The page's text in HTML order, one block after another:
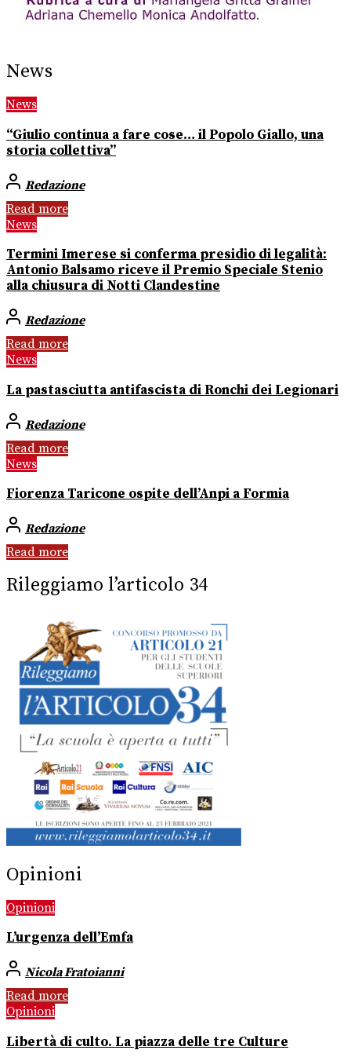
News
News
“Giulio continua a fare cose… il Popolo Giallo, una
storia collettiva”
Redazione
Read more
News
Termini Imerese si conferma presidio di legalità:
Antonio Balsamo riceve il Premio Speciale Stenio
alla chiusura di Notti Clandestine
Redazione
Read more
News
La pastasciutta antifascista di Ronchi dei Legionari
Redazione
Read more
News
Fiorenza Taricone ospite dell’Anpi a Formia
Redazione
Read more
Rileggiamo l’articolo 34
Opinioni
Opinioni
L’urgenza dell’Emfa
Nicola Fratoianni
Read more
Opinioni
Libertà di culto. La piazza delle tre Culture